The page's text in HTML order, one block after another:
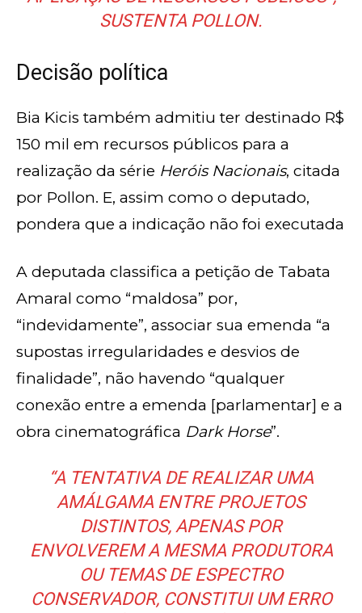
SUSTENTA POLLON.
Decisão política
Bia Kicis também admitiu ter destinado R$
150 mil em recursos públicos para a
realização da série Heróis Nacionais, citada
por Pollon. E, assim como o deputado,
pondera que a indicação não foi executada
A deputada classifica a petição de Tabata
Amaral como “maldosa” por,
“indevidamente”, associar sua emenda “a
supostas irregularidades e desvios de
finalidade”, não havendo “qualquer
conexão entre a emenda [parlamentar] e a
obra cinematográfica Dark Horse”.
“A TENTATIVA DE REALIZAR UMA
AMÁLGAMA ENTRE PROJETOS
DISTINTOS, APENAS POR
ENVOLVEREM A MESMA PRODUTORA
OU TEMAS DE ESPECTRO
CONSERVADOR, CONSTITUI UM ERRO